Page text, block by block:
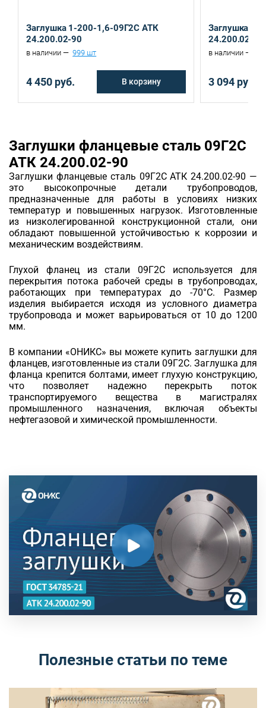
Заглушка 1-200-1,6-09Г2С АТК
24.200.02-90
в наличии — 999 шт
4 450 руб. В корзину
Заглушка 1-
24.200.02-90
в наличии —
3 094 руб.
Заглушки фланцевые сталь 09Г2С
АТК 24.200.02-90
Заглушки фланцевые сталь 09Г2С АТК 24.200.02-90 —
это высокопрочные детали трубопроводов,
предназначенные для работы в условиях низких
температур и повышенных нагрузок. Изготовленные
из низколегированной конструкционной стали, они
обладают повышенной устойчивостью к коррозии и
механическим воздействиям.
Глухой фланец из стали 09Г2С используется для
перекрытия потока рабочей среды в трубопроводах,
работающих при температурах до -70°C. Размер
изделия выбирается исходя из условного диаметра
трубопровода и может варьироваться от 10 до 1200
мм.
В компании «ОНИКС» вы можете купить заглушки для
фланцев, изготовленные из стали 09Г2С. Заглушка для
фланца крепится болтами, имеет глухую конструкцию,
что позволяет надежно перекрыть поток
транспортируемого вещества в магистралях
промышленного назначения, включая объекты
нефтегазовой и химической промышленности.
Полезные статьи по теме